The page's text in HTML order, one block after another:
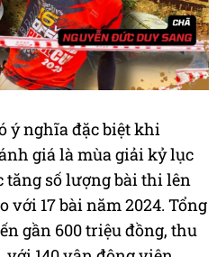
ý nghĩa đặc biệt khi
giá là mùa giải kỷ lục
tăng số lượng bài thi lên
với 17 bài năm 2024. Tổng
gần 600 triệu đồng, thu